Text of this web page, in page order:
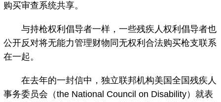
购买审查系统共享。
与持枪权利倡导者一样，一些残疾人权利倡导者也
公开反对将无能力管理财物同无权利合法购买枪支联系
在一起。
在去年的一封信中，独立联邦机构美国全国残疾人
事务委员会（the National Council on Disability）就表